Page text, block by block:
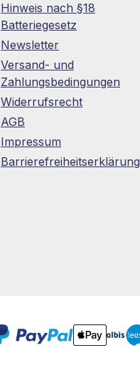
Hinweis nach §18
Batteriegesetz
Newsletter
Versand- und
Zahlungsbedingungen
Widerrufsrecht
AGB
Impressum
Barrierefreiheitserklärung